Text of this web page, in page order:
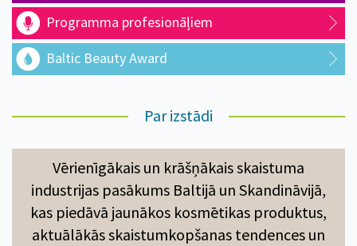
Programma profesionāļiem
Baltic Beauty Award
Par izstādi
Vērienīgākais un krāšņākais skaistuma
industrijas pasākums Baltijā un Skandināvijā,
kas piedāvā jaunākos kosmētikas produktus,
aktuālākās skaistumkopšanas tendences un